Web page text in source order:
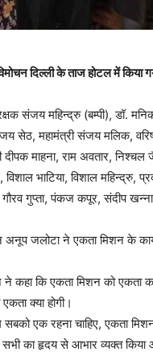
दिल्ली के ताज होटल में किया
संजय महिन्द्रु (बम्पी), डॉ.
सेठ, महामंत्री संजय मलिक,
दीपक माहना, राम अवतार,
भाटिया, विशाल महिन्द्रु,
गुप्ता, पंकज कपूर, संदीप खन्ना,
जलोटा ने एकता मिशन के
ने कहा कि एकता मिशन को एकता
क्या होगी।
एक रहना चाहिए, एकता
का हृदय से आभार व्यक्त